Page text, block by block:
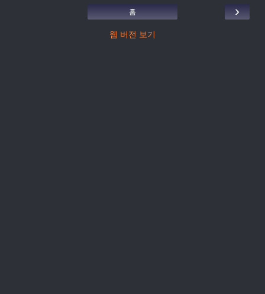
›
홈
웹 버전 보기